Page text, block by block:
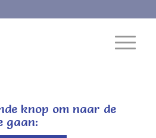
knop om naar de
gaan: